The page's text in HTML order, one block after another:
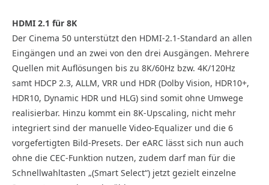
HDMI 2.1 für 8K
Der Cinema 50 unterstützt den HDMI-2.1-Standard an allen
Eingängen und an zwei von den drei Ausgängen. Mehrere
Quellen mit Auflösungen bis zu 8K/60Hz bzw. 4K/120Hz
samt HDCP 2.3, ALLM, VRR und HDR (Dolby Vision, HDR10+,
HDR10, Dynamic HDR und HLG) sind somit ohne Umwege
realisierbar. Hinzu kommt ein 8K-Upscaling, nicht mehr
integriert sind der manuelle Video-Equalizer und die 6
vorgefertigten Bild-Presets. Der eARC lässt sich nun auch
ohne die CEC-Funktion nutzen, zudem darf man für die
Schnellwahltasten „(Smart Select“) jetzt gezielt einzelne